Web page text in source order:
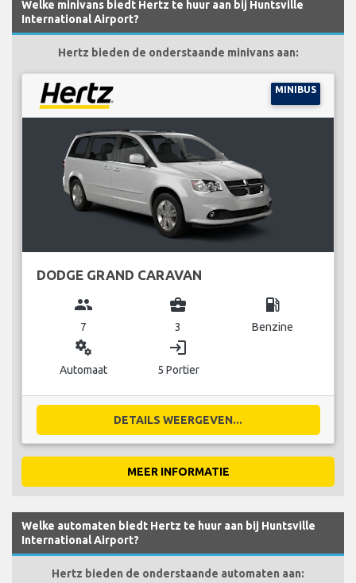
Welke minivans biedt Hertz te huur aan bij Huntsville
International Airport?
Hertz bieden de onderstaande minivans aan:
MINIBUS
DODGE GRAND CARAVAN
group
7
business_center
3
local_gas_station
Benzine
miscellaneous_services
Automaat
login
5 Portier
DETAILS WEERGEVEN...
MEER INFORMATIE
Welke automaten biedt Hertz te huur aan bij Huntsville
International Airport?
Hertz bieden de onderstaande automaten aan: